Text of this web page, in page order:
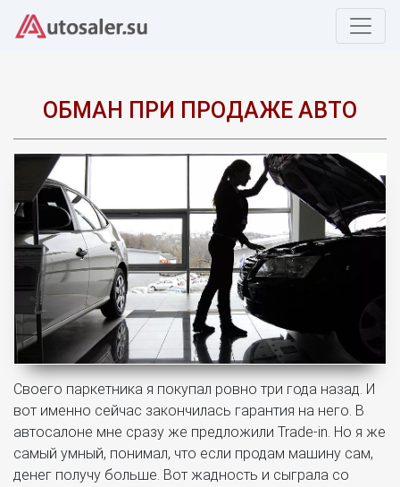
ОБМАН ПРИ ПРОДАЖЕ АВТО
Своего паркетника я покупал ровно три года назад. И
вот именно сейчас закончилась гарантия на него. В
автосалоне мне сразу же предложили Trade-in. Но я же
самый умный, понимал, что если продам машину сам,
денег получу больше. Вот жадность и сыграла со